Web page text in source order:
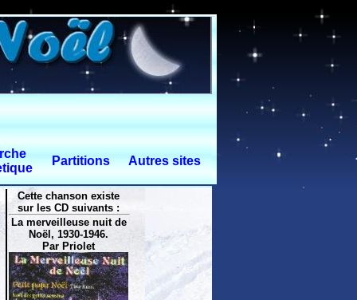
Partitions Autres sites
Cette chanson existe
sur les CD suivants :
La merveilleuse nuit de
Noël, 1930-1946.
Par Priolet